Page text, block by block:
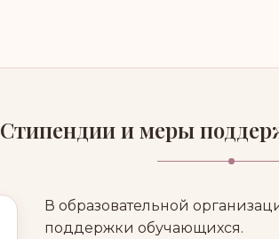
Стипендии и меры
В образовательной
поддержки обучающихся.